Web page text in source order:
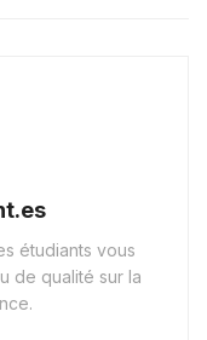
étudiants vous
de qualité sur la